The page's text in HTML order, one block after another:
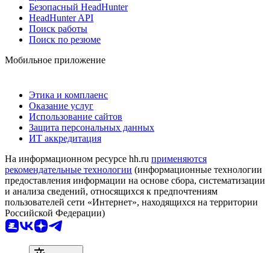
Безопасный HeadHunter
HeadHunter API
Поиск работы
Поиск по резюме
Мобильное приложение
Этика и комплаенс
Оказание услуг
Использование сайтов
Защита персональных данных
ИТ аккредитация
На информационном ресурсе hh.ru применяются
рекомендательные технологии (информационные технологии
предоставления информации на основе сбора, систематизации
и анализа сведений, относящихся к предпочтениям
пользователей сети «Интернет», находящихся на территории
Российской Федерации)